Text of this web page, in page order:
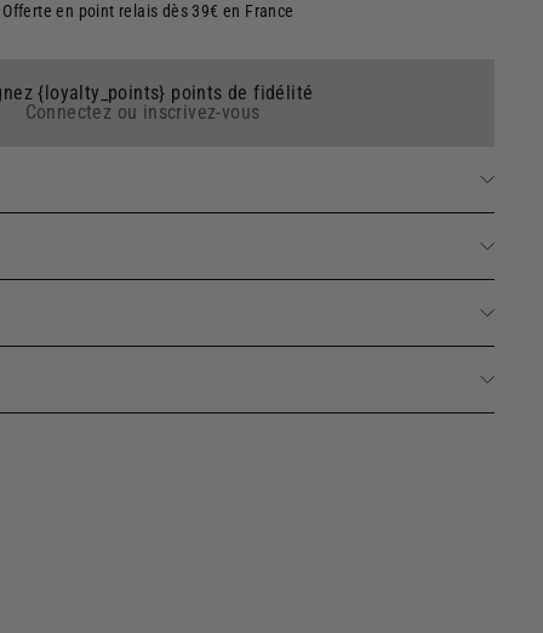
Offerte en point relais dès 39€ en France
{loyalty_points} points de fidélité
Connectez ou inscrivez-vous